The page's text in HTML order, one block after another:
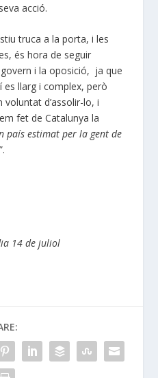
acció.
truca a la porta, i les
és hora de seguir
i la oposició, ja que
es llarg i complex, però
voluntat d’assolir-lo, i
fet de Catalunya la
país estimat per la gent de
”.
14 de juliol